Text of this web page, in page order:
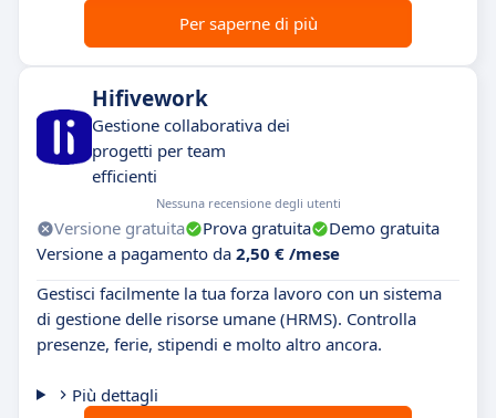
Per saperne di più
Hifivework
Gestione collaborativa dei
progetti per team
efficienti
Nessuna recensione degli utenti
Versione gratuita Prova gratuita
Demo gratuita
Versione a pagamento da 2,50 € /mese
Gestisci facilmente la tua forza lavoro con un sistema
di gestione delle risorse umane (HRMS). Controlla
presenze, ferie, stipendi e molto altro ancora.
Più dettagli